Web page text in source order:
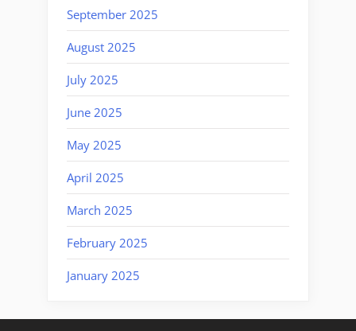
September 2025
August 2025
July 2025
June 2025
May 2025
April 2025
March 2025
February 2025
January 2025